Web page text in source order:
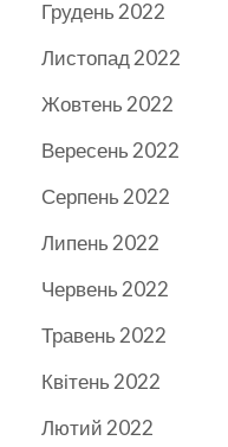
Грудень 2022
Листопад 2022
Жовтень 2022
Вересень 2022
Серпень 2022
Липень 2022
Червень 2022
Травень 2022
Квітень 2022
Лютий 2022